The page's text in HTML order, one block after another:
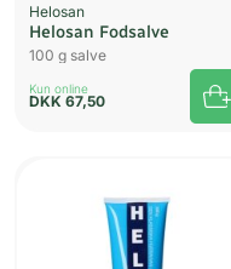
Helosan
Helosan Fodsalve
100 g salve
Kun online
DKK 67,50
UDSOLGT